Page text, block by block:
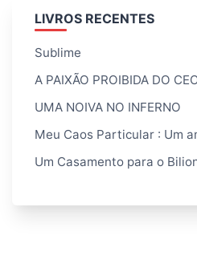
LIVROS RECENTES
Sublime
A PAIXÃO PROIBIDA DO
UMA NOIVA NO INFERNO
Meu Caos Particular : Um
Um Casamento para o